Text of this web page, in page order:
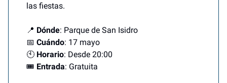
las fiestas.
📍 Dónde: Parque de San Isidro
📅 Cuándo: 17 mayo
🕙 Horario: Desde 20:00
🎟️ Entrada: Gratuita